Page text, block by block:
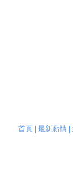
首頁| 最新薪情|